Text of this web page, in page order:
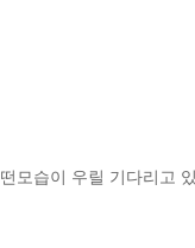
모습이 우릴 기다리고